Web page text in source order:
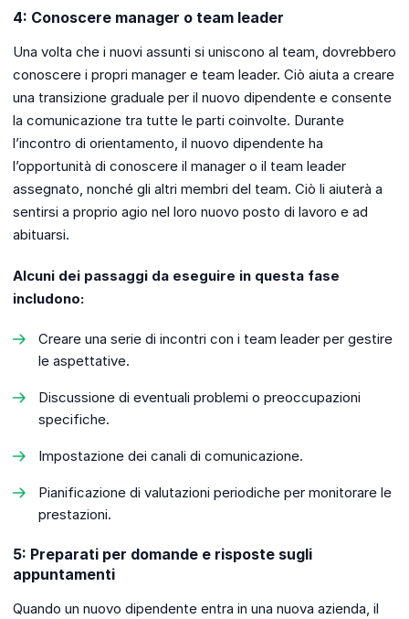
4: Conoscere manager o team leader
Una volta che i nuovi assunti si uniscono al team, dovrebbero
conoscere i propri manager e team leader. Ciò aiuta a creare
una transizione graduale per il nuovo dipendente e consente
la comunicazione tra tutte le parti coinvolte. Durante
l’incontro di orientamento, il nuovo dipendente ha
l’opportunità di conoscere il manager o il team leader
assegnato, nonché gli altri membri del team. Ciò li aiuterà a
sentirsi a proprio agio nel loro nuovo posto di lavoro e ad
abituarsi.
Alcuni dei passaggi da eseguire in questa fase
includono:
Creare una serie di incontri con i team leader per gestire
le aspettative.
Discussione di eventuali problemi o preoccupazioni
specifiche.
Impostazione dei canali di comunicazione.
Pianificazione di valutazioni periodiche per monitorare le
prestazioni.
5: Preparati per domande e risposte sugli
appuntamenti
Quando un nuovo dipendente entra in una nuova azienda, il